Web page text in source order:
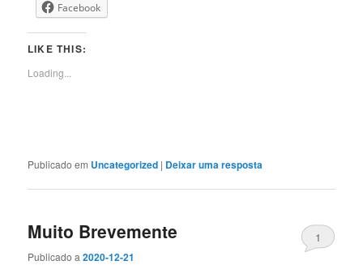
Facebook
LIKE THIS:
Loading...
Publicado em Uncategorized | Deixar uma resposta
Muito Brevemente
Publicado a2020-12-21
1